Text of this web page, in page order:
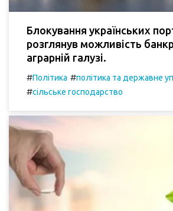
Блокування українських
розглянув можливість
аграрній галузі.
#Політика #політика та державне
#сільське господарство